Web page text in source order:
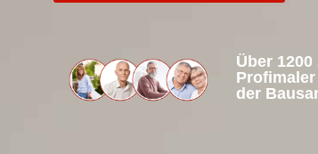
Über
der